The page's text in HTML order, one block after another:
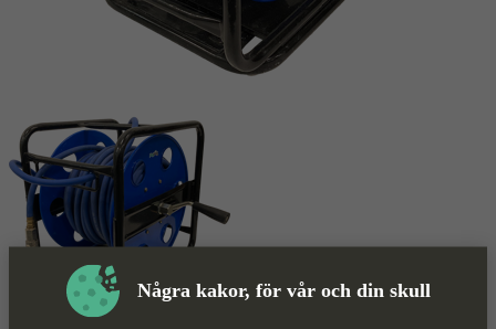
Några kakor, för vår och din skull